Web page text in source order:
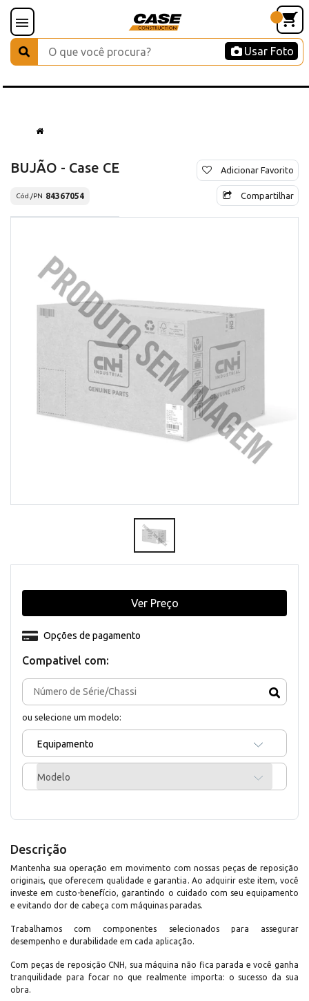
Usar Foto
BUJÃO - Case CE
Cód./PN 84367054
Adicionar Favorito
Compartilhar
Compativel com:
ou selecione um modelo:
Equipamento
Modelo
Opções de pagamento
Ver Preço
Descrição
Mantenha sua operação em movimento com nossas peças de reposição
originais, que oferecem qualidade e garantia. Ao adquirir este item, você
investe em custo-benefício, garantindo o cuidado com seu equipamento
e evitando dor de cabeça com máquinas paradas.
Trabalhamos com componentes selecionados para assegurar
desempenho e durabilidade em cada aplicação.
Com peças de reposição CNH, sua máquina não fica parada e você ganha
tranquilidade para focar no que realmente importa: o sucesso da sua
obra.